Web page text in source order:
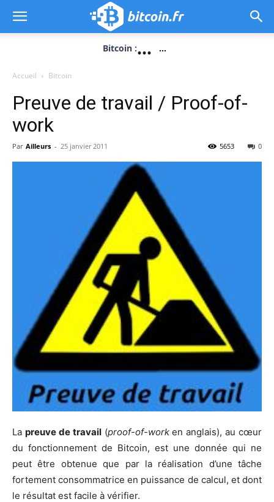
Bitcoin :... ...
Accueil Bitcoin
Preuve de travail / Proof-of-
work
Par Ailleurs - 25 janvier 2011 0
5653
La preuve de travail(proof-of-worken anglais), au cœur
du fonctionnement de Bitcoin, est une donnée qui ne
peut être obtenue que par la réalisation d’une tâche
fortement consommatrice en puissance de calcul, et dont
le résultat est facile à vérifier.